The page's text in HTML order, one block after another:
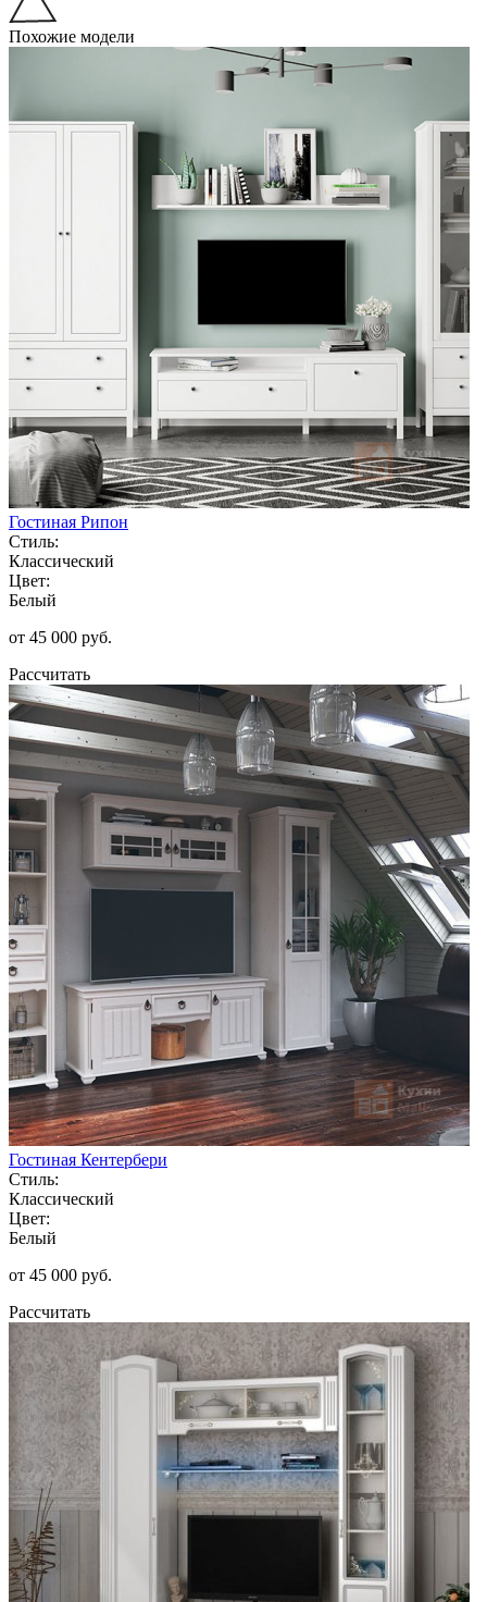
Похожие модели
Гостиная Рипон
Стиль:
Классический
Цвет:
Белый
от 45 000 руб.
Рассчитать
Гостиная Кентербери
Стиль:
Классический
Цвет:
Белый
от 45 000 руб.
Рассчитать